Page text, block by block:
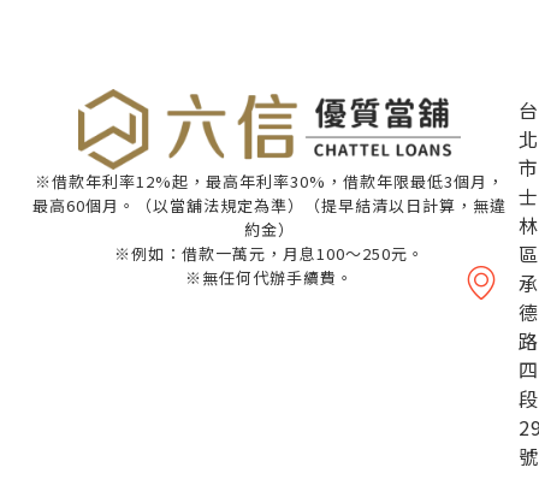
※借款年利率12%起，最高年利率30%，借款年限最低3個月，
最高60個月。（以當舖法規定為準）（提早結清以日計算，無違
約金）
※例如：借款一萬元，月息100～250元。
※無任何代辦手續費。
台
北
市
士
林
區
承
德
路
四
段
號